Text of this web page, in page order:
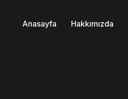
Anasayfa Hakkımızda